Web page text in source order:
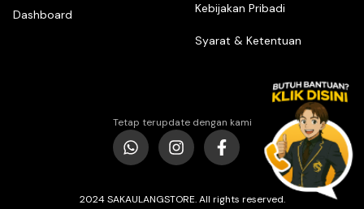
Tetap terupdate dengan kami
Dashboard Kebijakan Pribadi
Syarat & Ketentuan
2024 SAKAULANGSTORE. All rights reserved.